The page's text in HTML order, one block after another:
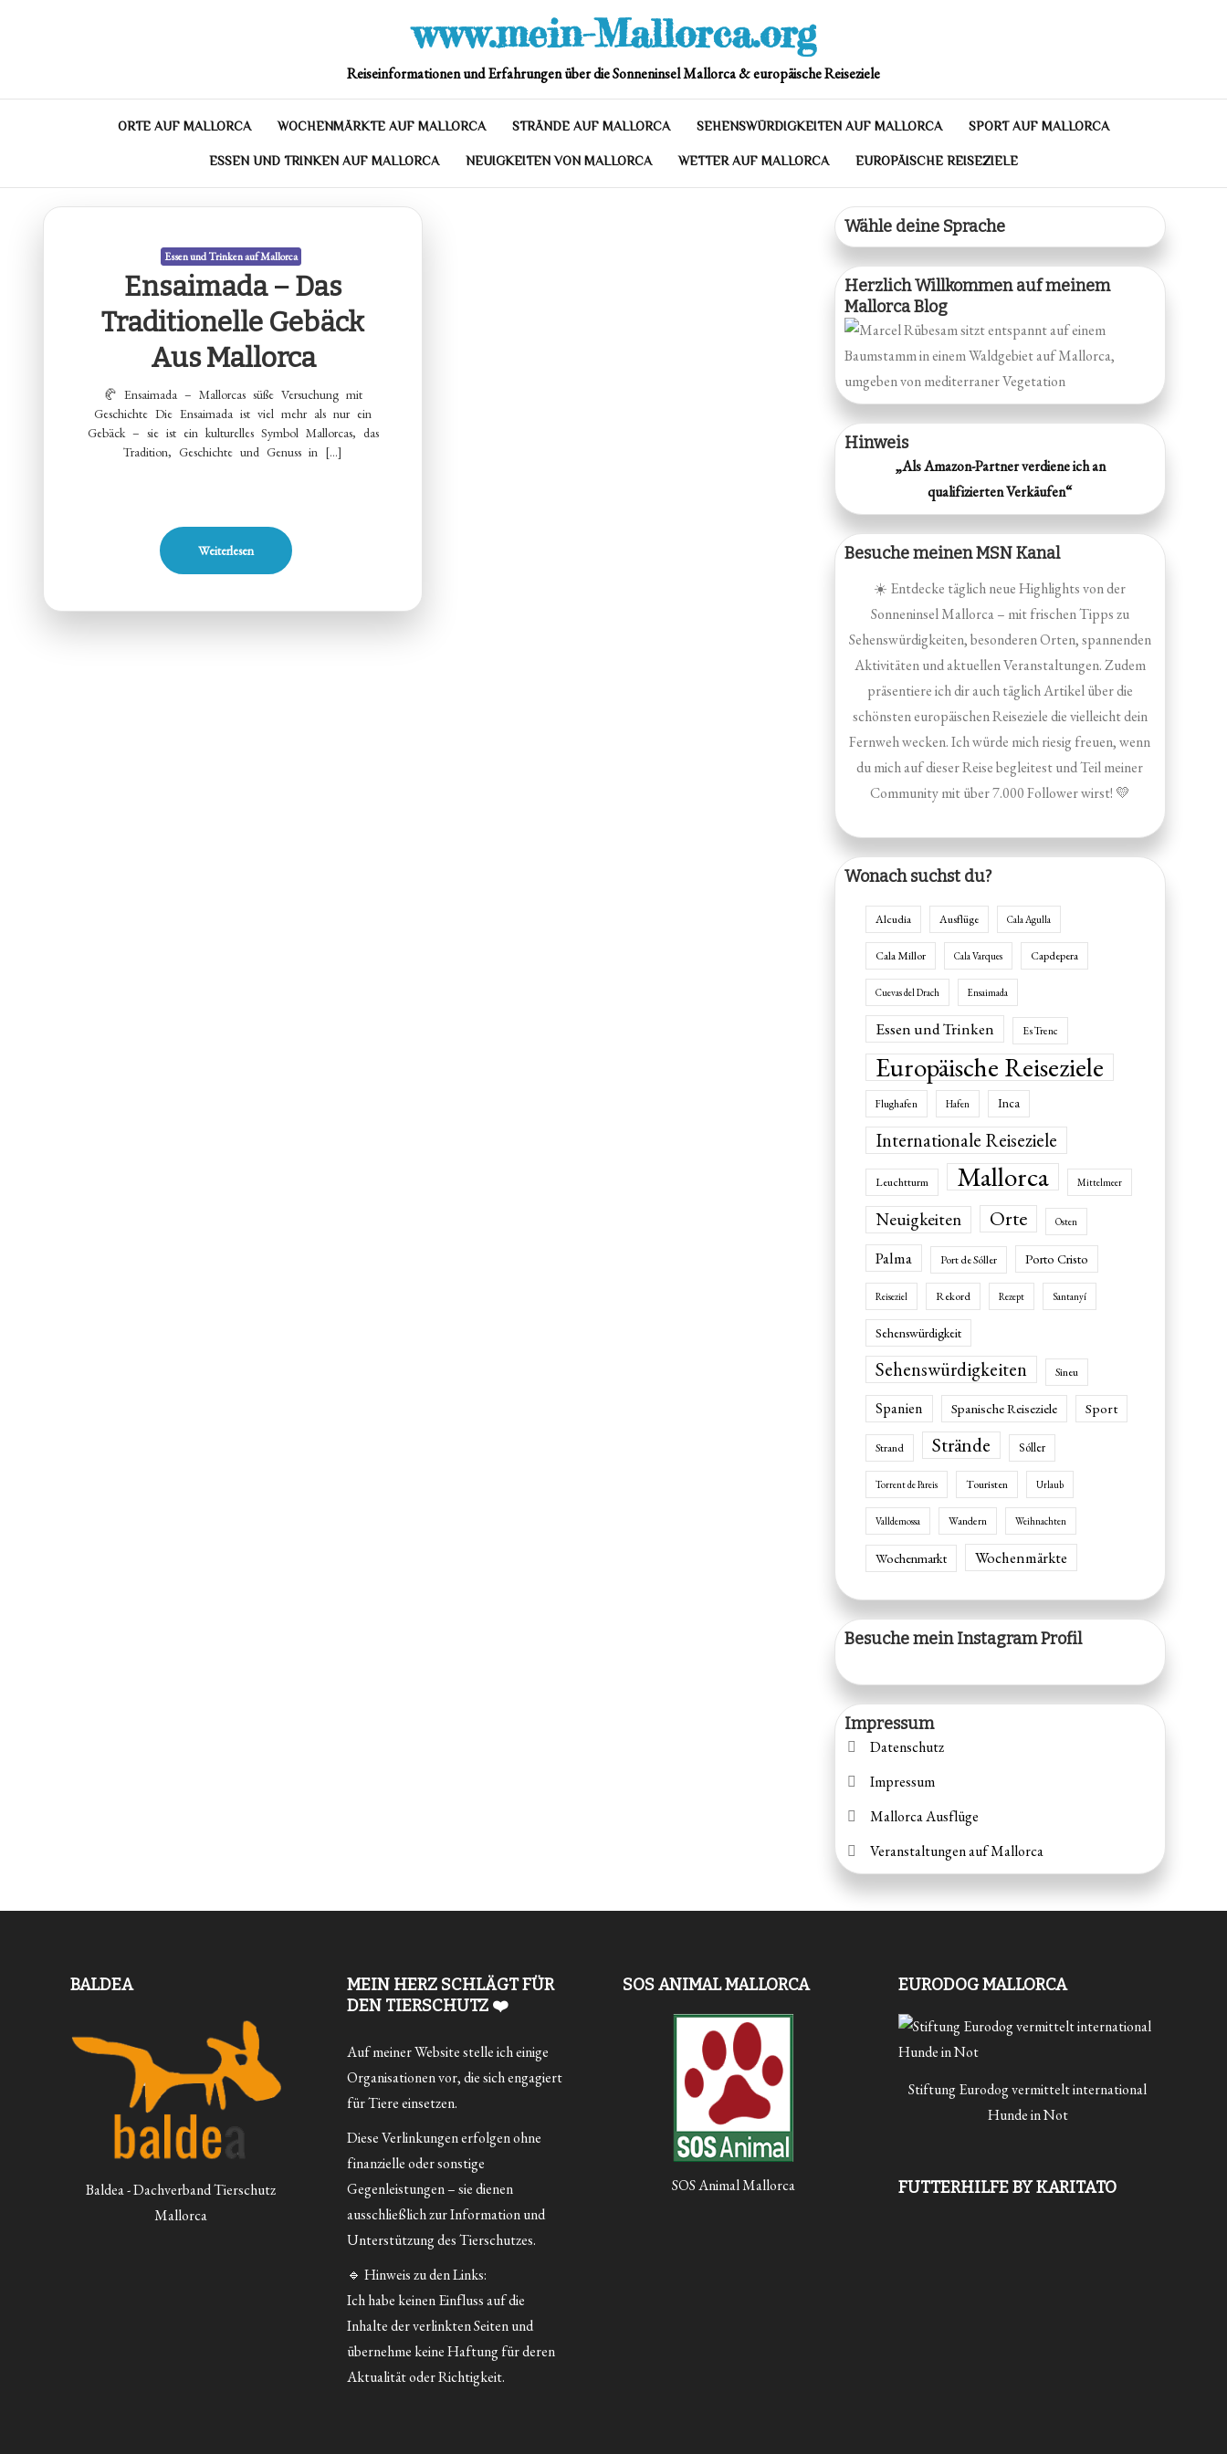
www.mein-Mallorca.org
Reiseinformationen und Erfahrungen über die Sonneninsel Mallorca & europäische Reiseziele
ORTE AUF MALLORCA WOCHENMÄRKTE AUF MALLORCA STRÄNDE AUF MALLORCA SEHENSWÜRDIGKEITEN AUF MALLORCA SPORT AUF MALLORCA
ESSEN UND TRINKEN AUF MALLORCA NEUIGKEITEN VON MALLORCA WETTER AUF MALLORCA EUROPÄISCHE REISEZIELE
Essen und Trinken auf Mallorca
Ensaimada – Das
Traditionelle Gebäck
Aus Mallorca
🥐 Ensaimada – Mallorcas süße Versuchung mit
Geschichte Die Ensaimada ist viel mehr als nur ein
Gebäck – sie ist ein kulturelles Symbol Mallorcas, das
Tradition, Geschichte und Genuss in […]
Weiterlesen
Wähle deine Sprache
Herzlich Willkommen auf meinem
Mallorca Blog
Hinweis
„Als Amazon-Partner verdiene ich an
qualifizierten Verkäufen“
Besuche meinen MSN Kanal
☀️ Entdecke täglich neue Highlights von der
Sonneninsel Mallorca – mit frischen Tipps zu
Sehenswürdigkeiten, besonderen Orten, spannenden
Aktivitäten und aktuellen Veranstaltungen. Zudem
präsentiere ich dir auch täglich Artikel über die
schönsten europäischen Reiseziele die vielleicht dein
Fernweh wecken. Ich würde mich riesig freuen, wenn
du mich auf dieser Reise begleitest und Teil meiner
Community mit über 7.000 Follower wirst! 💛
Wonach suchst du?
Alcudia Ausflüge Cala Agulla
Cala Millor Cala Varques Capdepera
Cuevas del Drach Ensaimada
Essen und Trinken Es Trenc
Europäische Reiseziele
Flughafen Hafen Inca
Internationale Reiseziele
Leuchtturm Mallorca Mittelmeer
Neuigkeiten Orte Osten
Palma Port de Sóller Porto Cristo
Reiseziel Rekord Rezept Santanyí
Sehenswürdigkeit
Sehenswürdigkeiten Sineu
Spanien Spanische Reiseziele Sport
Strand Strände Sóller
Torrent de Pareis Touristen Urlaub
Valldemossa Wandern Weihnachten
Wochenmarkt Wochenmärkte
Besuche mein Instagram Profil
Impressum
Datenschutz
Impressum
Mallorca Ausflüge
Veranstaltungen auf Mallorca
BALDEA
Baldea - Dachverband Tierschutz
Mallorca
MEIN HERZ SCHLÄGT FÜR
DEN TIERSCHUTZ ❤️
Auf meiner Website stelle ich einige
Organisationen vor, die sich engagiert
für Tiere einsetzen.
Diese Verlinkungen erfolgen ohne
finanzielle oder sonstige
Gegenleistungen – sie dienen
ausschließlich zur Information und
Unterstützung des Tierschutzes.
🔹 Hinweis zu den Links:
Ich habe keinen Einfluss auf die
Inhalte der verlinkten Seiten und
übernehme keine Haftung für deren
Aktualität oder Richtigkeit.
SOS ANIMAL MALLORCA
SOS Animal Mallorca
EURODOG MALLORCA
Stiftung Eurodog vermittelt international
Hunde in Not
FUTTERHILFE BY KARITATO